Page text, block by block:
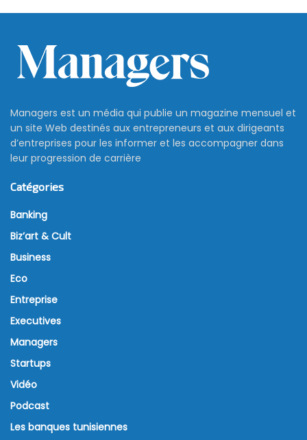
Managers est un média qui publie un magazine mensuel et
un site Web destinés aux entrepreneurs et aux dirigeants
d’entreprises pour les informer et les accompagner dans
leur progression de carrière
Catégories
Banking
Biz’art & Cult
Business
Eco
Entreprise
Executives
Managers
Startups
Vidéo
Podcast
Les banques tunisiennes